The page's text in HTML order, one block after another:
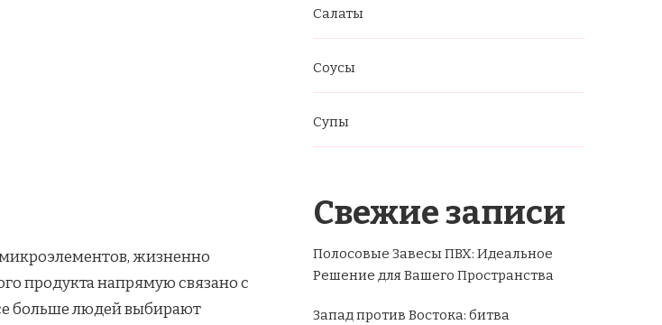
жизненно
продукта напрямую связано с
больше людей выбирают
Салаты
Соусы
Супы
Свежие записи
Полосовые Завесы ПВХ: Идеальное
Решение для Вашего Пространства
Запад против Востока: битва